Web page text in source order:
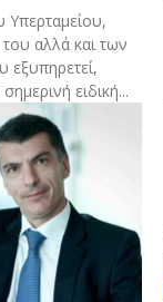
Υπερταμείου,
αλλά και των
εξυπηρετεί,
ειδική...